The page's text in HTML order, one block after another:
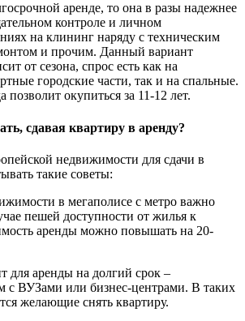
аренде, то она в разы надежнее
контроле и личном
на клининг наряду с техническим
и прочим. Данный вариант
от сезона, спрос есть как на
городские части, так и на спальные.
позволит окупиться за 11-12 лет.
сдавая квартиру в аренду?
недвижимости для сдачи в
такие советы:
в мегаполисе с метро важно
пешей доступности от жилья к
аренды можно повышать на 20-
для аренды на долгий срок –
с ВУЗами или бизнес-центрами. В таких
желающие снять квартиру.